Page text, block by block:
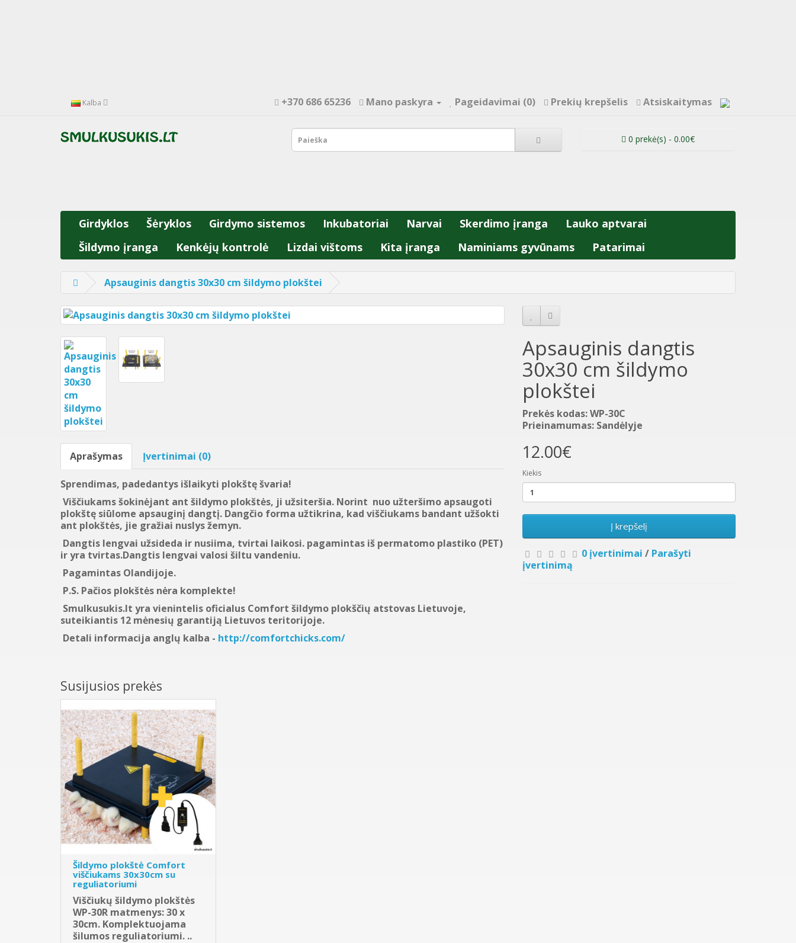
Kalba +370 686 65236 Mano paskyra Pageidavimai (0) Prekių krepšelis Atsiskaitymas
0 prekė(s) - 0.00€
Girdyklos Šėryklos Girdymo sistemos Inkubatoriai Narvai Skerdimo įranga
Lauko aptvarai
Šildymo įranga
Kenkėjų kontrolė Lizdai vištoms Kita įranga Naminiams gyvūnams Patarimai
Apsauginis dangtis 30x30 cm šildymo plokštei
Aprašymas Įvertinimai (0)
Sprendimas, padedantys išlaikyti plokštę švaria!
Viščiukams šokinėjant ant šildymo plokštės, ji užsiteršia. Norint nuo užteršimo apsaugoti
plokštę siūlome apsauginį dangtį. Dangčio forma užtikrina, kad viščiukams bandant užšokti
ant plokštės, jie gražiai nuslys žemyn.
Dangtis lengvai užsideda ir nusiima, tvirtai laikosi. pagamintas iš permatomo plastiko (PET)
ir yra tvirtas.Dangtis lengvai valosi šiltu vandeniu.
Pagamintas Olandijoje.
P.S. Pačios plokštės nėra komplekte!
Smulkusukis.lt yra vienintelis oficialus Comfort šildymo plokščių atstovas Lietuvoje,
suteikiantis 12 mėnesių garantiją Lietuvos teritorijoje.
Detali informacija anglų kalba - http://comfortchicks.com/
Apsauginis dangtis
30x30 cm šildymo
plokštei
Prekės kodas: WP-30C
Prieinamumas: Sandėlyje
12.00€
Kiekis
Į krepšelį
0 įvertinimai / Parašyti
įvertinimą
Susijusios prekės
Šildymo plokštė Comfort
viščiukams 30x30cm su
reguliatoriumi
Viščiukų šildymo plokštės
WP-30R matmenys: 30 x
30cm. Komplektuojama
šilumos reguliatoriumi. ..